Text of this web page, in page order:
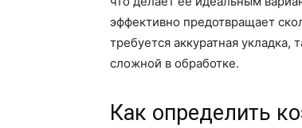
эффективно предотвращает
требуется аккуратная
сложной в обработке.
Как определить